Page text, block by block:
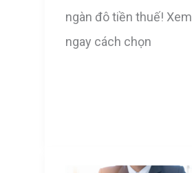
ngàn đô tiền thuế! Xem
ngay cách chọn